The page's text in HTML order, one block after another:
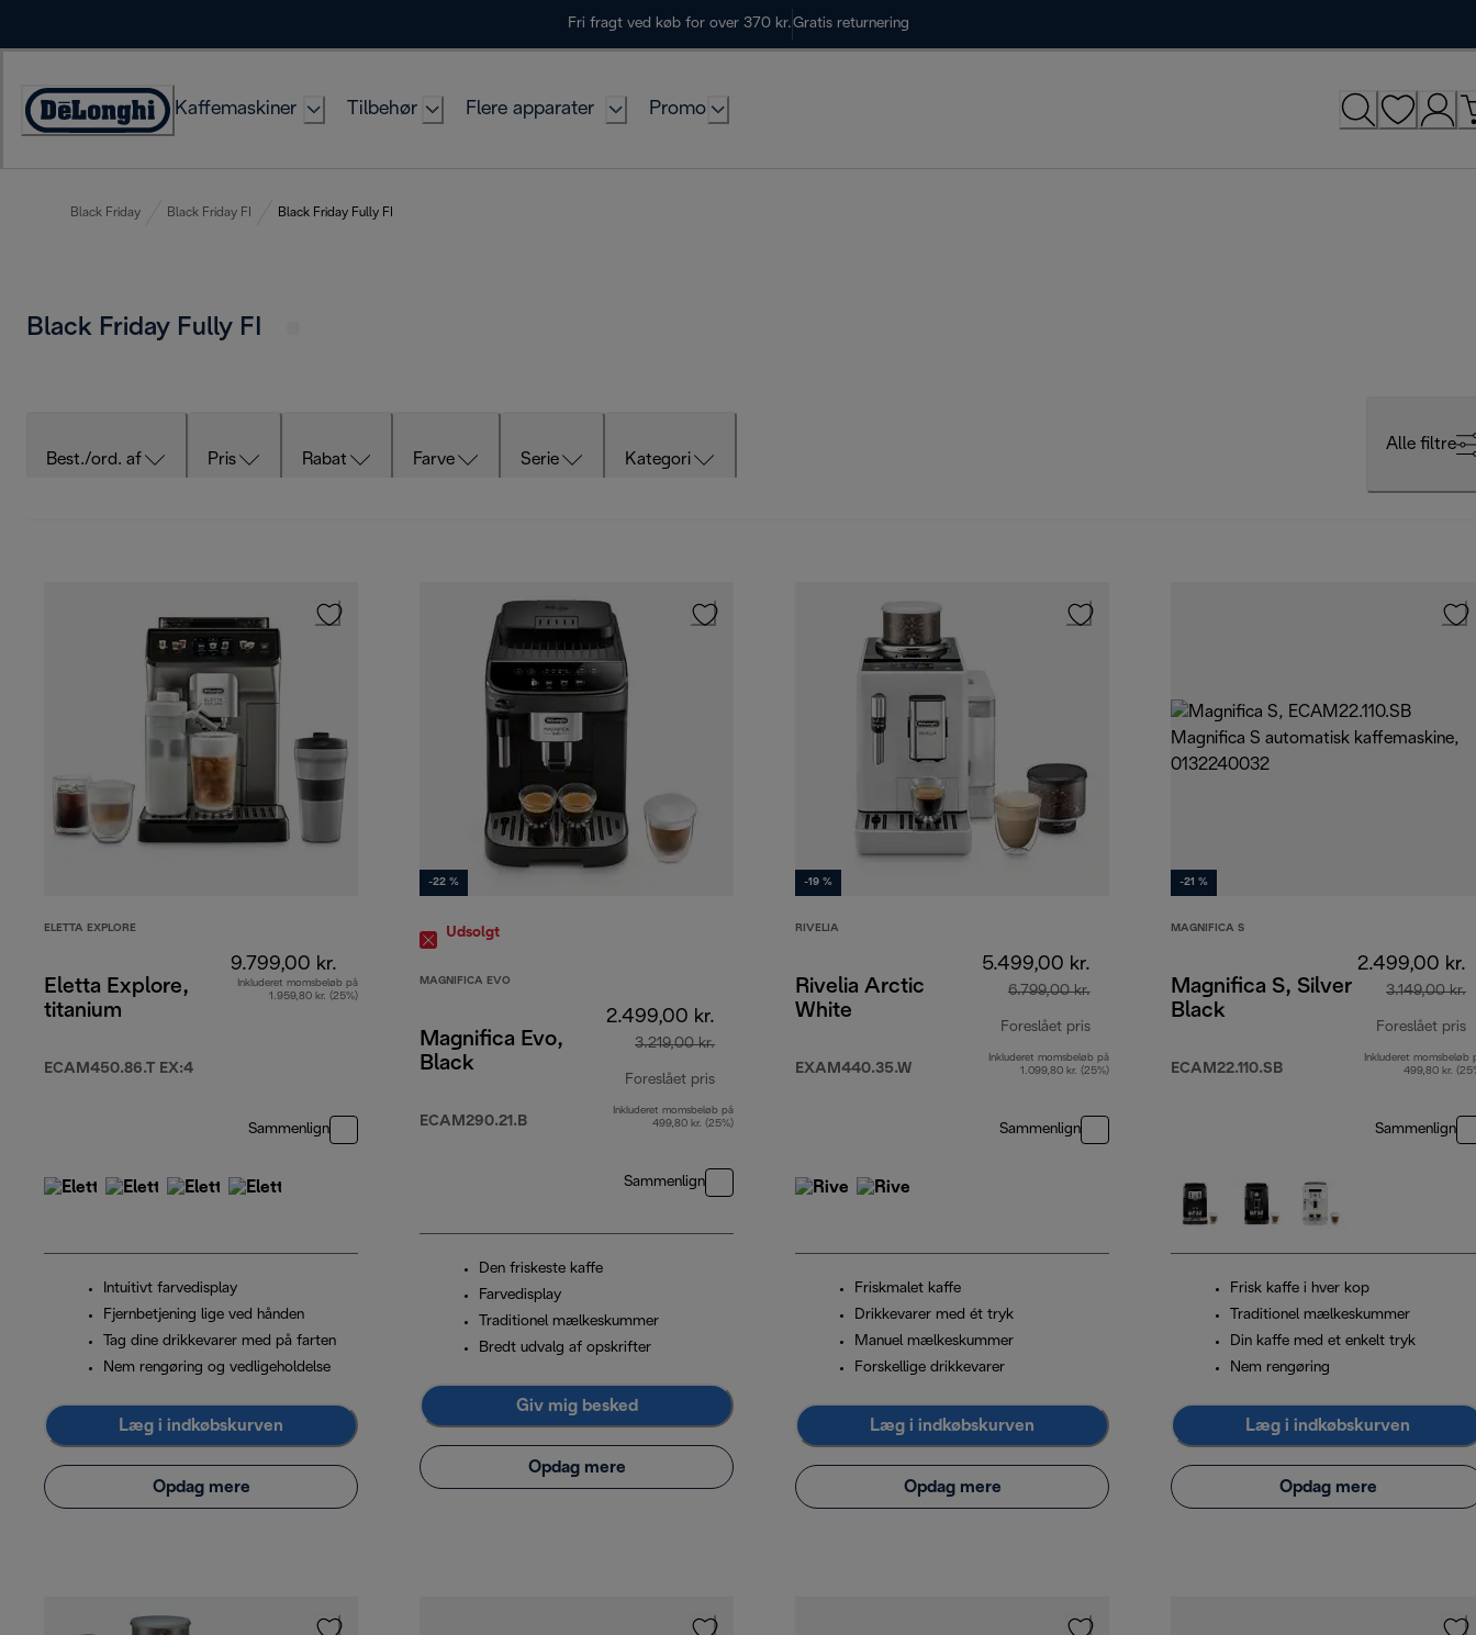
Fri fragt ved køb for over 370 kr.Gratis returnering
Accessibility
Kaffemaskiner Tilbehør Flere apparater Promo
Black Friday Black Friday FI Black Friday Fully FI
Black Friday Fully FI
Best./ord. af Pris Rabat Farve Serie Kategori
Alle filtre
ELETTA EXPLORE
Eletta Explore,
titanium
ECAM450.86.T EX:4
9.799,00 kr.
Inkluderet momsbeløb på
1.959,80 kr. (25%)
Sammenlign
Intuitivt farvedisplay
Fjernbetjening lige ved hånden
Tag dine drikkevarer med på farten
Nem rengøring og vedligeholdelse
Læg i indkøbskurven
Opdag mere
-22 %
Udsolgt
MAGNIFICA EVO
Magnifica Evo,
Black
ECAM290.21.B
2.499,00 kr.
3.219,00 kr.
Foreslået pris
oprindelig pris 3.219,00 kr.
Inkluderet momsbeløb på
499,80 kr. (25%)
Sammenlign
Den friskeste kaffe
Farvedisplay
Traditionel mælkeskummer
Bredt udvalg af opskrifter
Giv mig besked
Opdag mere
-19 %
RIVELIA
Rivelia Arctic
White
EXAM440.35.W
5.499,00 kr.
6.799,00 kr.
Foreslået pris
oprindelig pris 6.799,00 kr.
Inkluderet momsbeløb på
1.099,80 kr. (25%)
Sammenlign
Friskmalet kaffe
Drikkevarer med ét tryk
Manuel mælkeskummer
Forskellige drikkevarer
Læg i indkøbskurven
Opdag mere
-21 %
MAGNIFICA S
Magnifica S, Silver
Black
ECAM22.110.SB
2.499,00 kr.
3.149,00 kr.
Foreslået pris
Inkluderet momsbeløb
499,80 kr.
Sammenlign
Frisk kaffe i hver kop
Traditionel mælkeskummer
Din kaffe med et enkelt tryk
Nem rengøring
Læg i indkøbskurven
Opdag mere